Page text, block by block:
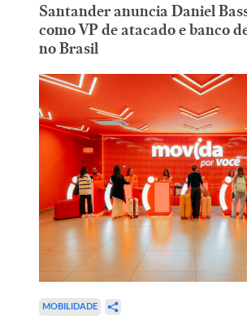
Santander anuncia Daniel
como VP de atacado e banco
no Brasil
MOBILIDADE